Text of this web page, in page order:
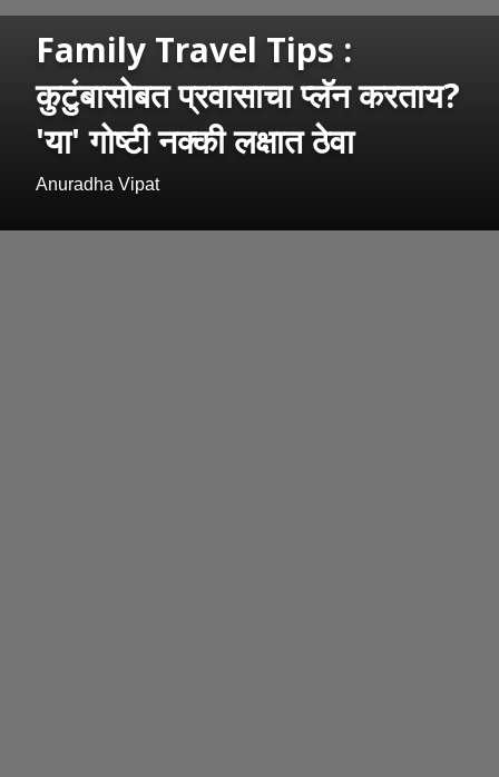
Family Travel Tips :
कुटुंबासोबत प्रवासाचा प्लॅन करताय?
'या' गोष्टी नक्की लक्षात ठेवा
Anuradha Vipat